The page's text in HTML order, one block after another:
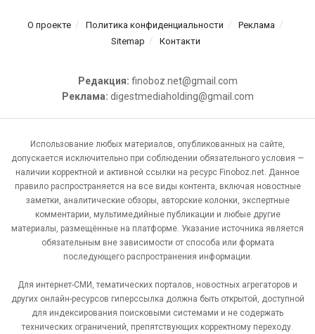
О проекте Политика конфиденциальности
Реклама
Sitemap
Контакти
Редакция: finoboz.net@gmail.com
Реклама: digestmediaholding@gmail.com
Использование любых материалов, опубликованных на сайте,
допускается исключительно при соблюдении обязательного условия —
наличии корректной и активной ссылки на ресурс Finoboz.net. Данное
правило распространяется на все виды контента, включая новостные
заметки, аналитические обзоры, авторские колонки, экспертные
комментарии, мультимедийные публикации и любые другие
материалы, размещённые на платформе. Указание источника является
обязательным вне зависимости от способа или формата
последующего распространения информации.
Для интернет-СМИ, тематических порталов, новостных агрегаторов и
других онлайн-ресурсов гиперссылка должна быть открытой, доступной
для индексирования поисковыми системами и не содержать
технических ограничений, препятствующих корректному переходу.